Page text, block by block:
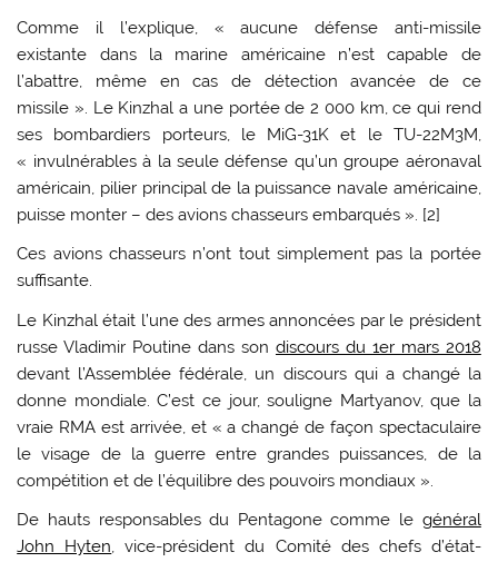
Comme il l’explique, « aucune défense anti-missile
existante dans la marine américaine n’est capable de
l’abattre, même en cas de détection avancée de ce
missile ». Le Kinzhal a une portée de 2 000 km, ce qui rend
ses bombardiers porteurs, le MiG-31K et le TU-22M3M,
« invulnérables à la seule défense qu’un groupe aéronaval
américain, pilier principal de la puissance navale américaine,
puisse monter – des avions chasseurs embarqués ». [2]
Ces avions chasseurs n’ont tout simplement pas la portée
suffisante.
Le Kinzhal était l’une des armes annoncées par le président
russe Vladimir Poutine dans son discours du 1er mars 2018
devant l’Assemblée fédérale, un discours qui a changé la
donne mondiale. C’est ce jour, souligne Martyanov, que la
vraie RMA est arrivée, et « a changé de façon spectaculaire
le visage de la guerre entre grandes puissances, de la
compétition et de l’équilibre des pouvoirs mondiaux ».
De hauts responsables du Pentagone comme le général
John Hyten, vice-président du Comité des chefs d’état-